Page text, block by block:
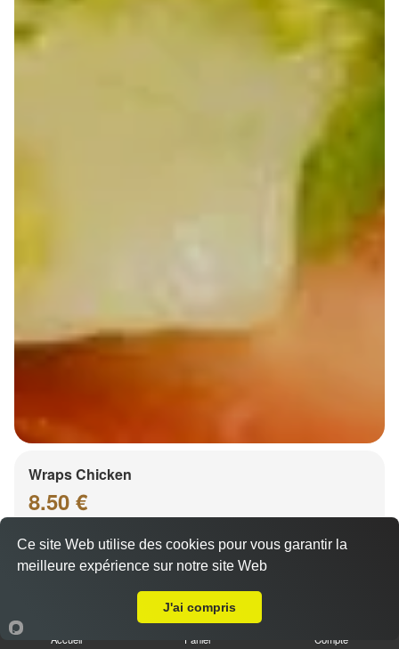
Wraps Chicken
8.50 €
Salade, tomates
Accueil Panier Compte
Ce site Web utilise des cookies pour vous garantir la
meilleure expérience sur notre site Web
J'ai compris